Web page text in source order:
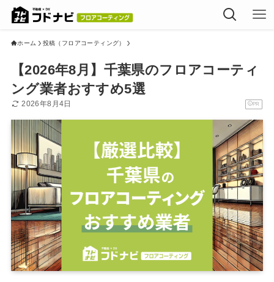
ホーム 投稿（フロアコーティング）
【2026年8月】千葉県のフロアコーティ
ング業者おすすめ5選
PR
2026年8月4日